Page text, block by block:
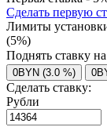
Сделать первую
Лимиты
(5%)
Поднять ставку
0BYN (3.0 %)
Сделать ставку:
Рубли